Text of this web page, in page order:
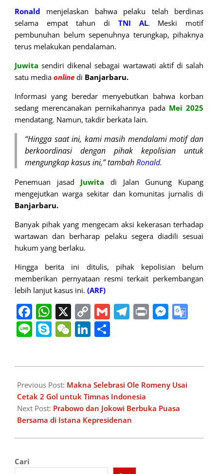
Ronald menjelaskan bahwa pelaku telah berdinas
selama empat tahun di TNI AL. Meski motif
pembunuhan belum sepenuhnya terungkap, pihaknya
terus melakukan pendalaman.
Juwita sendiri dikenal sebagai wartawati aktif di salah
satu media online di Banjarbaru.
Informasi yang beredar menyebutkan bahwa korban
sedang merencanakan pernikahannya pada Mei 2025
mendatang. Namun, takdir berkata lain.
“Hingga saat ini, kami masih mendalami motif dan
berkoordinasi dengan pihak kepolisian untuk
mengungkap kasus ini,” tambahRonald.
Penemuan jasad Juwita di Jalan Gunung Kupang
mengejutkan warga sekitar dan komunitas jurnalis di
Banjarbaru.
Banyak pihak yang mengecam aksi kekerasan terhadap
wartawan dan berharap pelaku segera diadili sesuai
hukum yang berlaku.
Hingga berita ini ditulis, pihak kepolisian belum
memberikan pernyataan resmi terkait perkembangan
lebih lanjut kasus ini. (ARF)
Facebook
WhatsApp
X Copy
Link
GmailTelegram
Print
LineSkypeWeChat
LinkedIn
03-
26
Previous Post: Makna Selebrasi Ole Romeny Usai
Cetak 2 Gol untuk Timnas Indonesia
Next Post: Prabowo dan Jokowi Berbuka Puasa
Bersama di Istana Kepresidenan
Cari